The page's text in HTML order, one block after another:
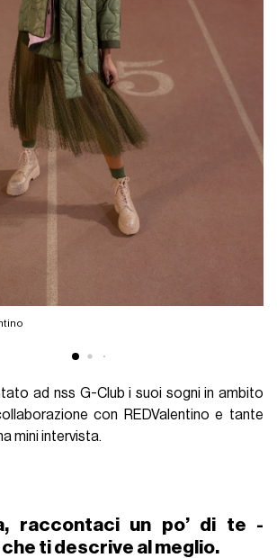
ad nss G-Club i suoi sogni in ambito
con REDValentino e tante
mini intervista.
raccontaci un po’ di te -
ti descrive al meglio.